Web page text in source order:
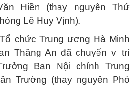
Hiền (thay nguyên Thứ
Lê Huy Vịnh).
chức Trung ương Hà Minh
Thăng An đã chuyển vị trí
Ban Nội chính Trung
Trường (thay nguyên Phó